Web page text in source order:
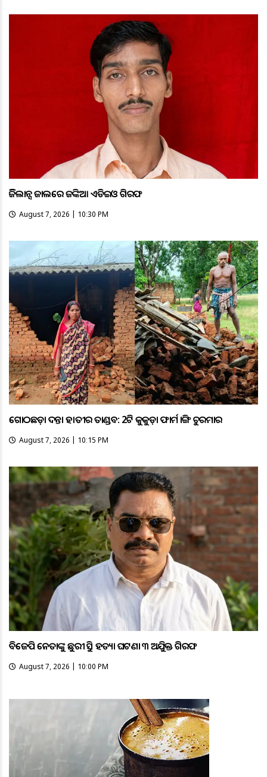
ଭିଜିଲାନ୍ସ ଜାଲରେ ଜଙ୍କିଆ ଏଡିଇଓ ଗିରଫ
August 7, 2026 | 10:30 PM
ଗୋଠଛଡ଼ା ଦନ୍ତା ହାତୀର ତାଣ୍ଡବ: 2ଟି କୁକୁଡ଼ା ଫାର୍ମ ଭାଙ୍ଗି ଚୁରମାର
August 7, 2026 | 10:15 PM
ବିଜେପି ନେତାଙ୍କୁ ଛୁରୀ ଭୁସି ହତ୍ୟା ଘଟଣା ୩ ଅଭିଯୁକ୍ତ ଗିରଫ
August 7, 2026 | 10:00 PM